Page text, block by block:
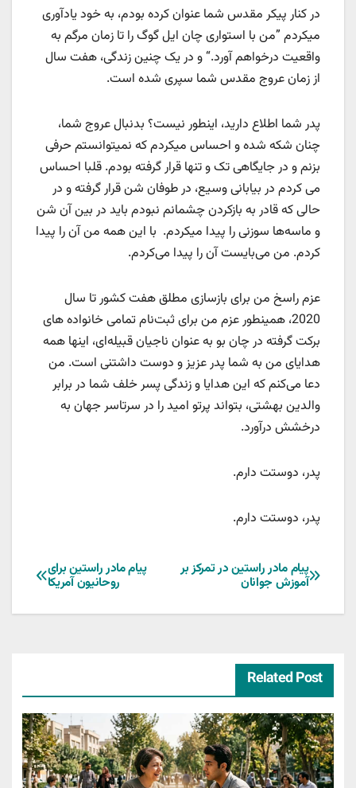
در کنار پیکر مقدس شما عنوان کرده بودم، به خود یادآوری
میکردم ”من با استواری چان ایل گوگ را تا زمان مرگم به
واقعیت درخواهم آورد.“ و در یک چنین زندگی، هفت سال
از زمان عروج مقدس شما سپری شده است.
پدر شما اطلاع دارید، اینطور نیست؟ بدنبال عروج شما،
چنان شکه شده و احساس میکردم که نمیتوانستم حرفی
بزنم و در جایگاهی تک و تنها قرار گرفته بودم. قلبا احساس
می کردم در بیابانی وسیع، در طوفان شن قرار گرفته‌ و در
حالی که قادر به بازکردن چشمانم نبودم باید در بین آن شن
و ماسه‌ها سوزنی را پیدا میکردم. با این همه من آن را پیدا
کردم. من می‌بایست آن را پیدا می‌کردم.
عزم راسخ من برای بازسازی مطلق هفت کشور تا سال
2020، همینطور عزم من برای ثبت‌نام تمامی خانواده های
برکت گرفته در چان بو به عنوان ناجیان قبیله‌ای، اینها همه
هدایای من به شما پدر عزیز و دوست داشتنی است. من
دعا می‌کنم که این هدایا و زندگی پسر خلف شما در برابر
والدین بهشتی، بتواند پرتو امید را در سرتاسر جهان به
درخشش درآورد.
پدر، دوستت دارم.
پدر، دوستت دارم.
راهبری
نوشته
پیام مادر راستین برای
روحانیون آمریکا
پیام مادر راستین در تمرکز بر
آموزش جوانان
Related Post